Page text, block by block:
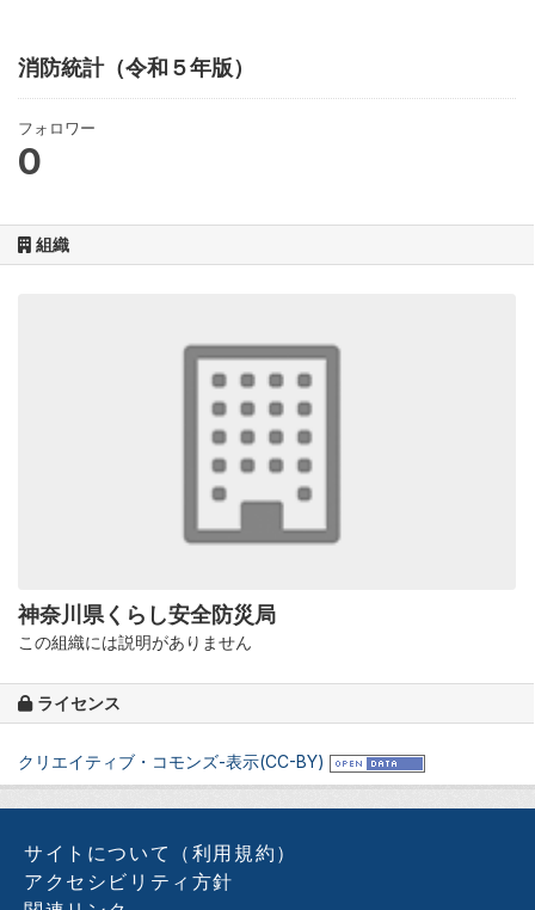
消防統計（令和５年版）
フォロワー
0
組織
神奈川県くらし安全防災局
この組織には説明がありません
ライセンス
クリエイティブ・コモンズ-表示(CC-BY)
サイトについて（利用規約）
アクセシビリティ方針